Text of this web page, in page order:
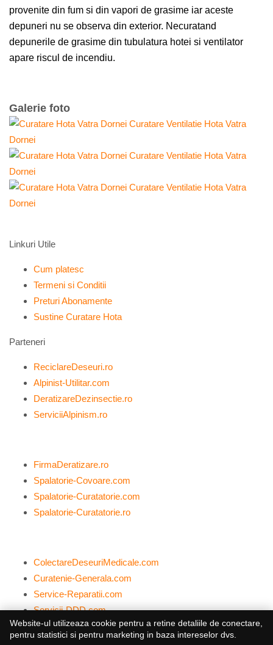
provenite din fum si din vapori de grasime iar aceste
depuneri nu se observa din exterior. Necuratand
depunerile de grasime din tubulatura hotei si ventilator
apare riscul de incendiu.
Galerie foto
Linkuri Utile
Cum platesc
Termeni si Conditii
Preturi Abonamente
Sustine Curatare Hota
Parteneri
ReciclareDeseuri.ro
Alpinist-Utilitar.com
DeratizareDezinsectie.ro
ServiciiAlpinism.ro
FirmaDeratizare.ro
Spalatorie-Covoare.com
Spalatorie-Curatatorie.com
Spalatorie-Curatatorie.ro
ColectareDeseuriMedicale.com
Curatenie-Generala.com
Service-Reparatii.com
Servicii-DDD.com
Website-ul utilizeaza cookie pentru a retine detaliile de conectare,
pentru statistici si pentru marketing in baza intereselor dvs.